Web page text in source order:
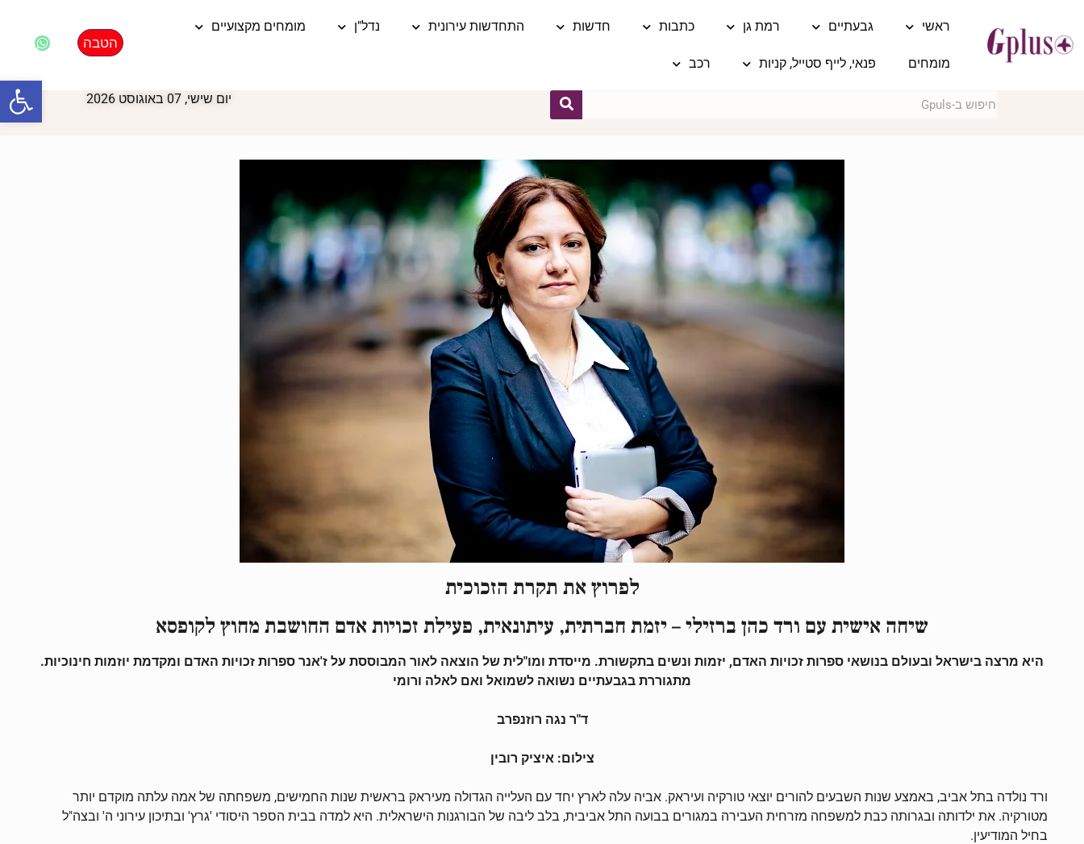
ראשי גבעתיים רמת גן כתבות חדשות התחדשות עירונית נדל"ן מומחים מקצועיים
מומחים פנאי, לייף סטייל, קניות רכב
הטבה
יום שישי, 07 באוגוסט 2026
לפרוץ את תקרת הזכוכית
שיחה אישית עם ורד כהן ברזילי – יזמת חברתית, עיתונאית, פעילת זכויות אדם החושבת מחוץ לקופסא
היא מרצה בישראל ובעולם בנושאי ספרות זכויות האדם, יזמות ונשים בתקשורת. מייסדת ומו"לית של הוצאה לאור המבוססת על ז'אנר ספרות זכויות האדם ומקדמת יוזמות חינוכיות.
מתגוררת בגבעתיים נשואה לשמואל ואם לאלה ורומי
ד"ר נגה רוזנפרב
צילום: איציק רובין
ורד נולדה בתל אביב, באמצע שנות השבעים להורים יוצאי טורקיה ועיראק. אביה עלה לארץ יחד עם העלייה הגדולה מעיראק בראשית שנות החמישים, משפחתה של אמה עלתה מוקדם יותר
מטורקיה. את ילדותה ובגרותה כבת למשפחה מזרחית העבירה במגורים בבועה התל אביבית, בלב ליבה של הבורגנות הישראלית. היא למדה בבית הספר היסודי 'גרץ' ובתיכון עירוני ה' ובצה"ל
בחיל המודיעין.
פתח